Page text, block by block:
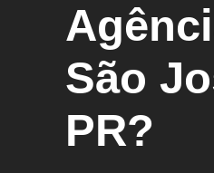
São
PR?